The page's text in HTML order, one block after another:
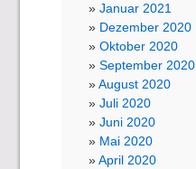
Januar 2021
Dezember 2020
Oktober 2020
September 2020
August 2020
Juli 2020
Juni 2020
Mai 2020
April 2020